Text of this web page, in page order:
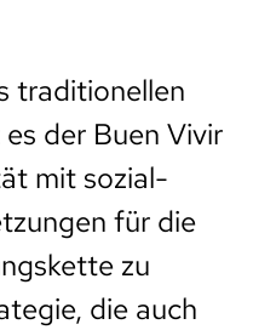
traditionellen
der Buen Vivir
mit sozial-
für die
zu
die auch